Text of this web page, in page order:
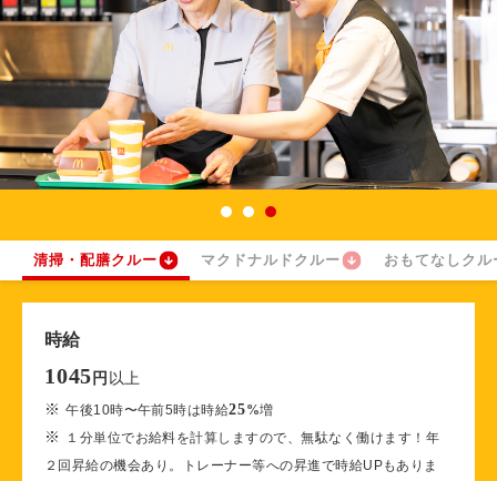
清掃・配膳クルー マクドナルドクルー おもてなしクル
時給
1045 円 以上
※午後10時〜午前5時は時給25%増
※
１分単位でお給料を計算しますので、無駄なく働けます！年
２回昇給の機会あり。トレーナー等への昇進で時給UPもありま